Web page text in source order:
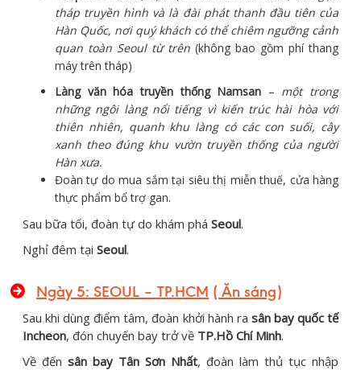
tháp truyền hình và là đài phát thanh đầu tiên của
Hàn Quốc, nơi quý khách có thể chiêm ngưỡng cảnh
quan toàn Seoul từ trên (không bao gồm phí thang
máy trên tháp)
Làng văn hóa truyền thống Namsan – một trong
những ngôi làng nổi tiếng vì kiến trúc hài hòa với
thiên nhiên, quanh khu làng có các con suối, cây
xanh theo đúng khu vườn truyền thống của người
Hàn xưa.
Đoàn tự do mua sắm tại siêu thị miễn thuế, cửa hàng
thực phẩm bổ trợ gan.
Sau bữa tối, đoàn tự do khám phá Seoul.
Nghỉ đêm tại Seoul.
Ngày 5: SEOUL – TP.HCM ( Ăn sáng)
Sau khi dùng điểm tâm, đoàn khởi hành ra sân bay quốc tế
Incheon, đón chuyến bay trở về TP.Hồ Chí Minh.
Về đến sân bay Tân Sơn Nhất, đoàn làm thủ tục nhập